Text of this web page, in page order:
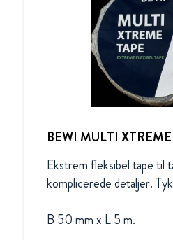
BEWI MULTI
Ekstrem fleksibel tape til
komplicerede detaljer.
B 50 mm x L 5 m.